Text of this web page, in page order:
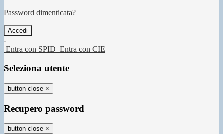
Password dimenticata?
-
Entra con SPID Entra con CIE
Seleziona utente
button close ×
Recupero password
button close ×